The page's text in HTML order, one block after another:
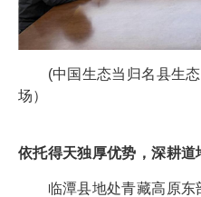
(中国生态当归名县生态
场）
依托得天独厚优势，深耕道
临潭县地处青藏高原东